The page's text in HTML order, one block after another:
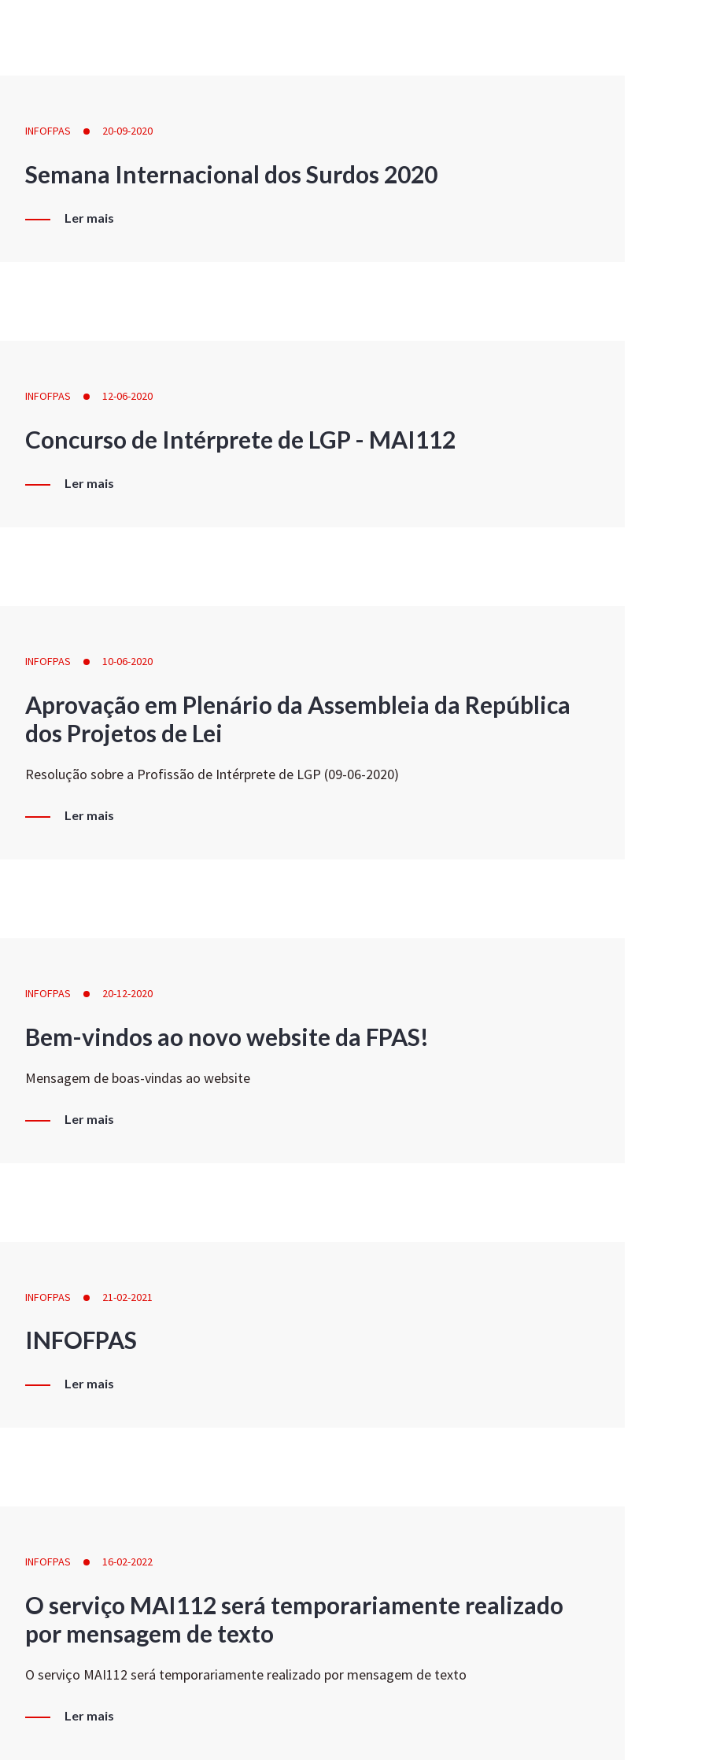
INFOFPAS 20-09-2020
Semana Internacional dos Surdos 2020
Ler mais
INFOFPAS 12-06-2020
Concurso de Intérprete de LGP - MAI112
Ler mais
INFOFPAS 10-06-2020
Aprovação em Plenário da Assembleia da República
dos Projetos de Lei
Resolução sobre a Profissão de Intérprete de LGP (09-06-2020)
Ler mais
INFOFPAS 20-12-2020
Bem-vindos ao novo website da FPAS!
Mensagem de boas-vindas ao website
Ler mais
INFOFPAS 21-02-2021
INFOFPAS
Ler mais
INFOFPAS 16-02-2022
O serviço MAI112 será temporariamente realizado
por mensagem de texto
O serviço MAI112 será temporariamente realizado por mensagem de texto
Ler mais